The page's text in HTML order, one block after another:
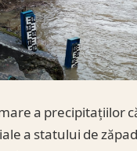
a precipitațiilor
a statului de